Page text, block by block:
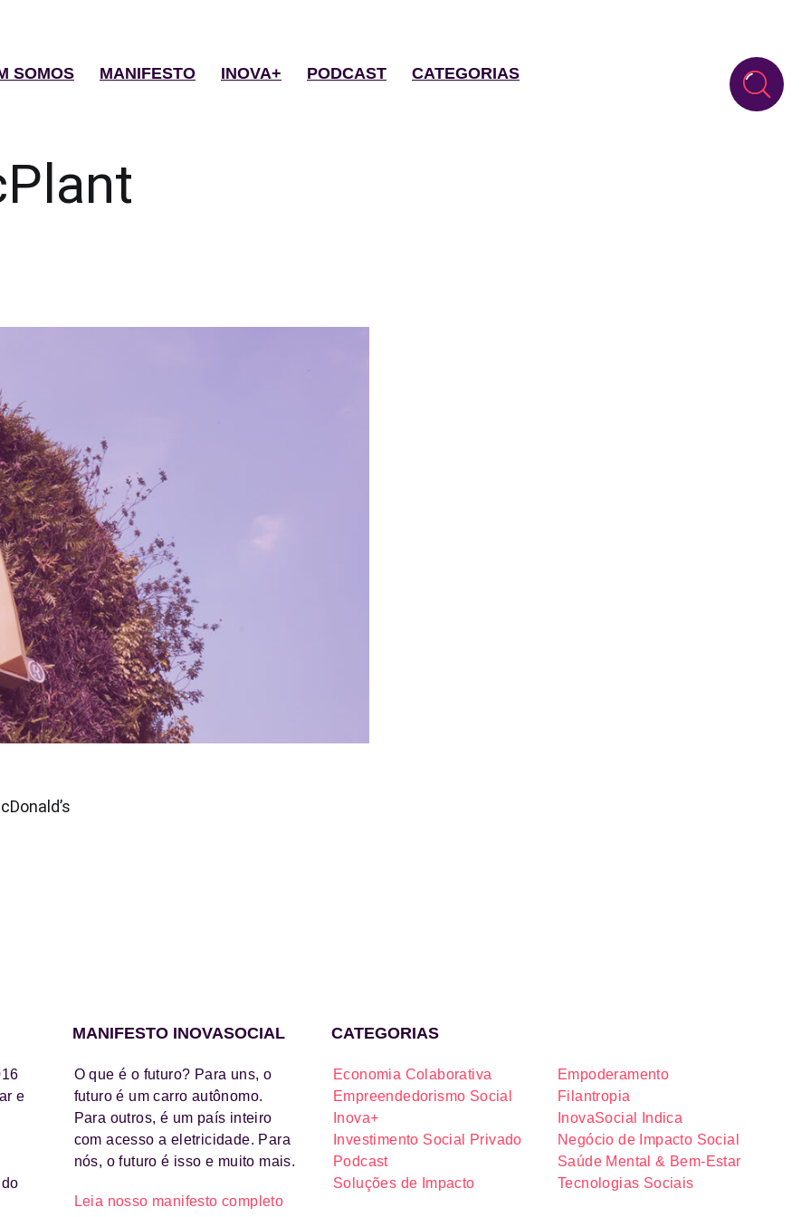
SOMOS MANIFESTO INOVA+ PODCAST CATEGORIAS
e
MANIFESTO INOVASOCIAL
O que é o futuro? Para uns, o
futuro é um carro autônomo.
Para outros, é um país inteiro
com acesso a eletricidade. Para
nós, o futuro é isso e muito mais.
Leia nosso manifesto completo
CATEGORIAS
Economia Colaborativa
Empoderamento
Empreendedorismo Social
Filantropia
Inova+
InovaSocial Indica
Investimento Social Privado
Negócio de Impacto Social
Podcast
Saúde Mental & Bem-Estar
Soluções de Impacto
Tecnologias Sociais